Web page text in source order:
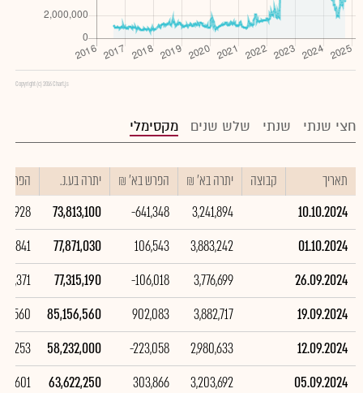
Copyright (c) 2016 Chart.js
חצי שנתי שנתי שלש שנים מקסימלי
תאריך קבוצה יתרה בא' ₪ הפרש בא' ₪ יתרה בע.נ.
הפרש
10.10.2024
3,241,894
-641,348
73,813,100
01.10.2024
3,883,242
106,543
77,871,030
26.09.2024
3,776,699
-106,018
77,315,190
19.09.2024
3,882,717
902,083
85,156,560
12.09.2024
2,980,633
-223,058
58,232,000
05.09.2024
3,203,692
303,866
63,622,250